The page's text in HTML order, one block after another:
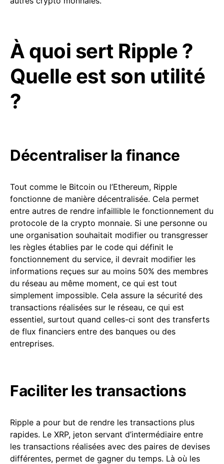
À quoi sert Ripple ?
Quelle est son utilité
?
Décentraliser la finance
Tout comme le Bitcoin ou l’Ethereum, Ripple
fonctionne de manière décentralisée. Cela permet
entre autres de rendre infaillible le fonctionnement du
protocole de la crypto monnaie. Si une personne ou
une organisation souhaitait modifier ou transgresser
les règles établies par le code qui définit le
fonctionnement du service, il devrait modifier les
informations reçues sur au moins 50% des membres
du réseau au même moment, ce qui est tout
simplement impossible. Cela assure la sécurité des
transactions réalisées sur le réseau, ce qui est
essentiel, surtout quand celles-ci sont des transferts
de flux financiers entre des banques ou des
entreprises.
Faciliter les transactions
Ripple a pour but de rendre les transactions plus
rapides. Le XRP, jeton servant d’intermédiaire entre
les transactions réalisées avec des paires de devises
différentes, permet de gagner du temps. Là où les